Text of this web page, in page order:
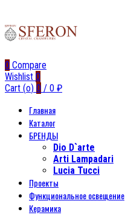
0 Compare
Wishlist 0
Cart (o) 0 / 0 ₽
Главная
Каталог
БРЕНДЫ
Dio D`arte
Arti Lampadari
Lucia Tucci
Проекты
Функциональное освещение
Керамика